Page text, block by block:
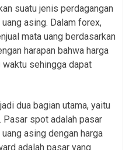
suatu jenis perdagangan
asing. Dalam forex,
mata uang berdasarkan
harapan bahwa harga
sehingga dapat
dua bagian utama, yaitu
spot adalah pasar
asing dengan harga
adalah pasar yang